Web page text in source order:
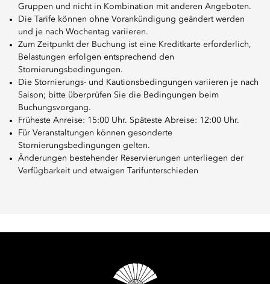
Gruppen und nicht in Kombination mit anderen Angeboten.
Die Tarife können ohne Vorankündigung geändert werden
und je nach Wochentag variieren.
Zum Zeitpunkt der Buchung ist eine Kreditkarte erforderlich,
Belastungen erfolgen entsprechend den
Stornierungsbedingungen.
Die Stornierungs- und Kautionsbedingungen variieren je nach
Saison; bitte überprüfen Sie die Bedingungen beim
Buchungsvorgang.
Früheste Anreise: 15:00 Uhr. Späteste Abreise: 12:00 Uhr.
Für Veranstaltungen können gesonderte
Stornierungsbedingungen gelten.
Änderungen bestehender Reservierungen unterliegen der
Verfügbarkeit und etwaigen Tarifunterschieden